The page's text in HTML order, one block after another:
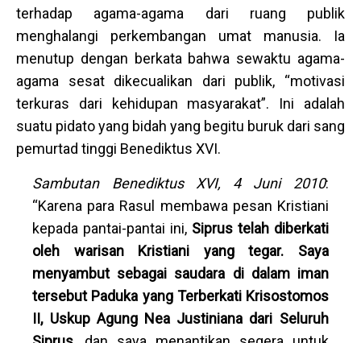
terhadap agama-agama dari ruang publik
menghalangi perkembangan umat manusia. Ia
menutup dengan berkata bahwa sewaktu agama-
agama sesat dikecualikan dari publik, “motivasi
terkuras dari kehidupan masyarakat”. Ini adalah
suatu pidato yang bidah yang begitu buruk dari sang
pemurtad tinggi Benediktus XVI.
Sambutan Benediktus XVI, 4 Juni 2010:
“Karena para Rasul membawa pesan Kristiani
kepada pantai-pantai ini, Siprus telah diberkati
oleh warisan Kristiani yang tegar. Saya
menyambut sebagai saudara di dalam iman
tersebut Paduka yang Terberkati Krisostomos
II, Uskup Agung Nea Justiniana dari Seluruh